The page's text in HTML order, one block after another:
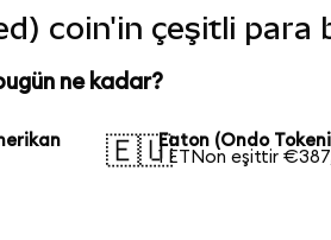
coin'in çeşitli
ne kadar?
🇪🇺Eaton (Ondo
1 ETNon eşittir